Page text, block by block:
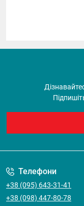
Телефони
+38 (095) 643-31-41
+38 (098) 447-80-78